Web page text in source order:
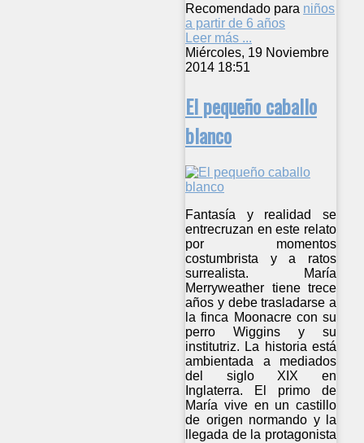
Recomendado para niños
a partir de 6 años
Leer más ...
Miércoles, 19 Noviembre
2014 18:51
El pequeño caballo
blanco
Fantasía y realidad se
entrecruzan en este relato
por momentos
costumbrista y a ratos
surrealista. María
Merryweather tiene trece
años y debe trasladarse a
la finca Moonacre con su
perro Wiggins y su
institutriz. La historia está
ambientada a mediados
del siglo XIX en
Inglaterra. El primo de
María vive en un castillo
de origen normando y la
llegada de la protagonista